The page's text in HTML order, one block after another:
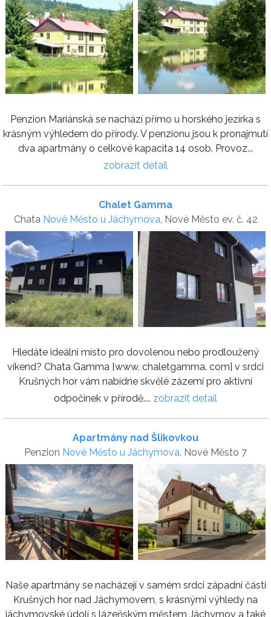
Penzion Mariánská se nachází přímo u horského jezírka s
krásným výhledem do přírody. V penzionu jsou k pronajmutí
dva apartmány o celkové kapacita 14 osob. Provoz...
zobrazit detail
Chalet Gamma
Chata Nové Město u Jáchymova, Nové Město ev. č. 42
Hledáte ideální místo pro dovolenou nebo prodloužený
víkend? Chata Gamma [www. chaletgamma. com] v srdci
Krušných hor vám nabídne skvělé zázemí pro aktivní
odpočinek v přírodě.... zobrazit detail
Apartmány nad Šlikovkou
Penzion Nové Město u Jáchymova, Nové Město 7
Naše apartmány se nacházejí v samém srdci západní části
Krušných hor nad Jáchymovem, s krásnými výhledy na
jáchymovské údolí s lázeňským městem Jáchymov a také